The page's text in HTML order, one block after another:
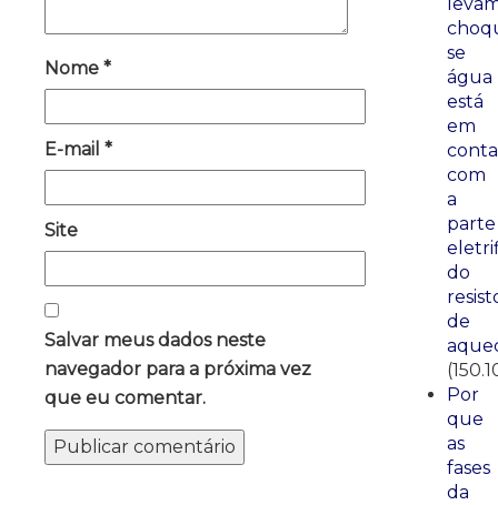
Nome *
E-mail *
Site
Salvar meus dados neste
navegador para a próxima vez
que eu comentar.
se
água
está
em
com
a
parte
do
de
Por
que
as
fases
da